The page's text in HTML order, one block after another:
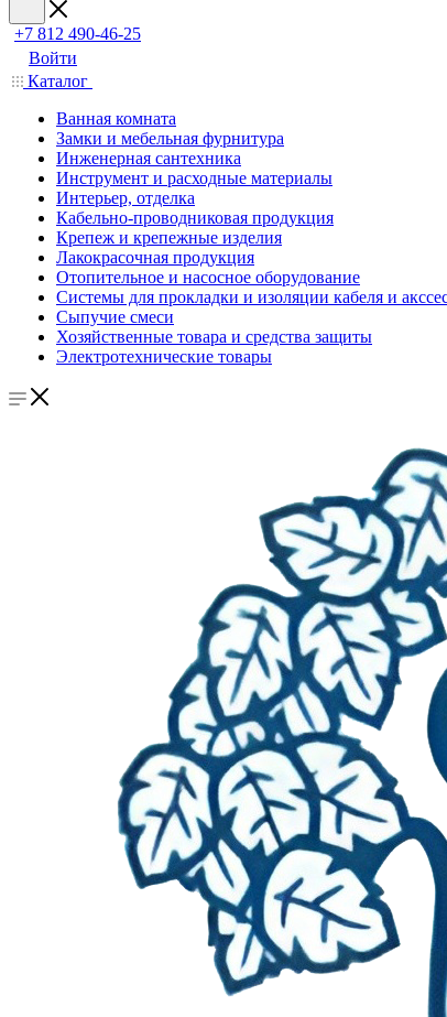
+7 812 490-46-25
Войти
Каталог
Ванная комната
Замки и мебельная фурнитура
Инженерная сантехника
Инструмент и расходные материалы
Интерьер, отделка
Кабельно-проводниковая продукция
Крепеж и крепежные изделия
Лакокрасочная продукция
Отопительное и насосное оборудование
Системы для прокладки и изоляции кабеля и
Сыпучие смеси
Хозяйственные товара и средства защиты
Электротехнические товары